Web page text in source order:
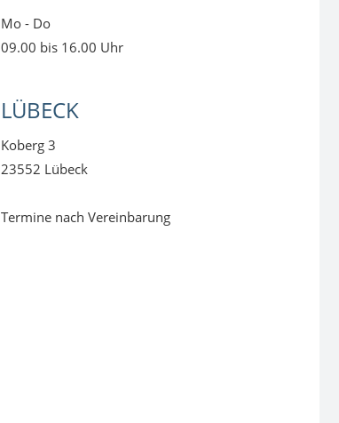
Mo - Do
09.00 bis 16.00 Uhr
LÜBECK
Koberg 3
23552 Lübeck
Termine nach Vereinbarung